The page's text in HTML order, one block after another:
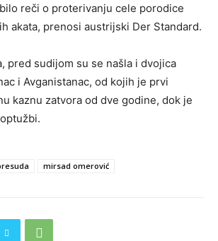
reči o proterivanju cele porodice
akata, prenosi austrijski Der Standard.
pred sudijom su se našla i dvojica
i Avganistanac, od kojih je prvi
kaznu zatvora od dve godine, dok je
mirsad omerović